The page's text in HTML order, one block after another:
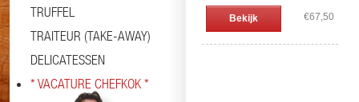
TRUFFEL
TRAITEUR (TAKE-AWAY)
DELICATESSEN
* VACATURE CHEFKOK *
Bekijk €67,50